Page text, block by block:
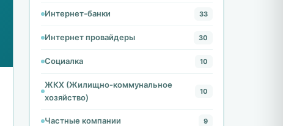
Интернет-банки 33
Интернет провайдеры 30
Социалка 10
ЖКХ (Жилищно-коммунальное
хозяйство)
10
Частные компании 9